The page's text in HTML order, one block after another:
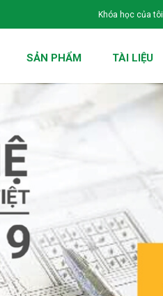
Khóa học của tôi
SẢN PHẨM TÀI LIỆU